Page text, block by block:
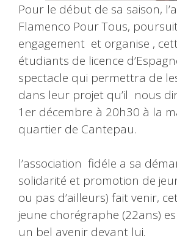
Pour le début de sa saison,
Flamenco Pour Tous,
engagement et organise ,
étudiants de licence
spectacle qui permettra de
dans leur projet qu’il nous
1er décembre à 20h30 à la
quartier de Cantepau.
l’association fidéle a sa
solidarité et promotion de
ou pas d’ailleurs) fait venir,
jeune chorégraphe (22ans)
un bel avenir devant lui.